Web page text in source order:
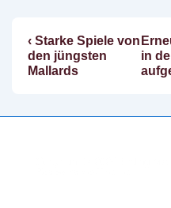
Vorheriger
Beitrag
ist
‹ Starke Spiele von
den jüngsten
Mallards
ist
in